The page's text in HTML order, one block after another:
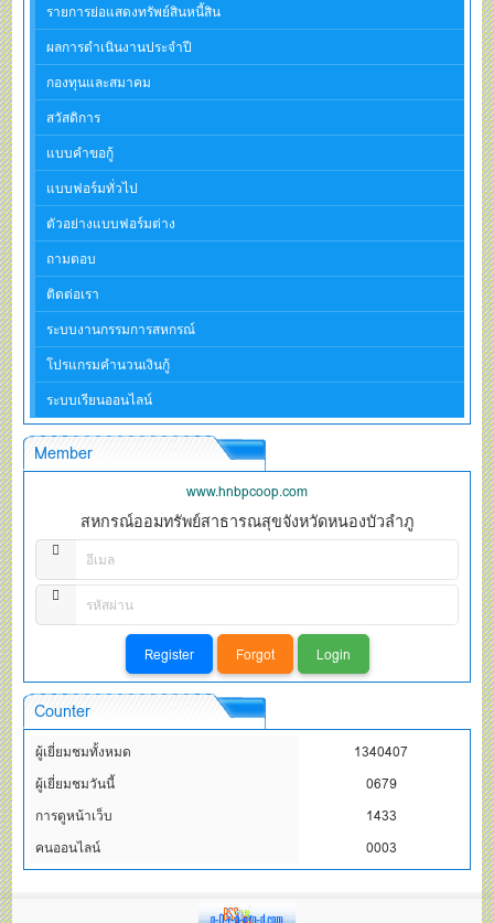
รายการย่อแสดงทรัพย์สินหนี้สิน
ผลการดำเนินงานประจำปี
กองทุนและสมาคม
สวัสดิการ
แบบคำขอกู้
แบบฟอร์มทั่วไป
ตัวอย่างแบบฟอร์มต่าง
ถามตอบ
ติดต่อเรา
ระบบงานกรรมการสหกรณ์
โปรแกรมคำนวนเงินกู้
ระบบเรียนออนไลน์
Member
www.hnbpcoop.com
สหกรณ์ออมทรัพย์สาธารณสุขจังหวัดหนองบัวลำภู
Counter
ผู้เยี่ยมชมทั้งหมด
1340407
ผู้เยี่ยมชมวันนี้
0679
การดูหน้าเว็บ
1433
คนออนไลน์
0003